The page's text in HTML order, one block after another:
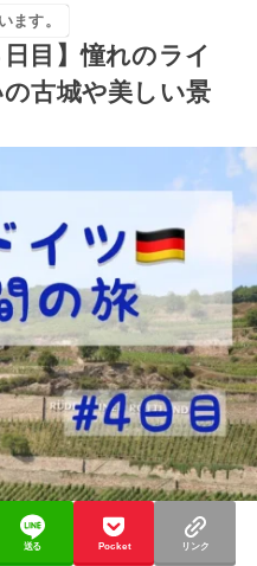
ます。
目】憧れのライ
古城や美しい景
送る Pocket リンク